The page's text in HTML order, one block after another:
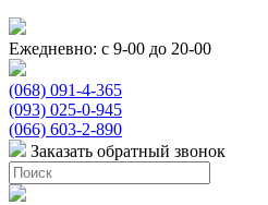
Ежедневно: с 9-00 до 20-00
(068) 091-4-365
(093) 025-0-945
(066) 603-2-890
Заказать обратный звонок